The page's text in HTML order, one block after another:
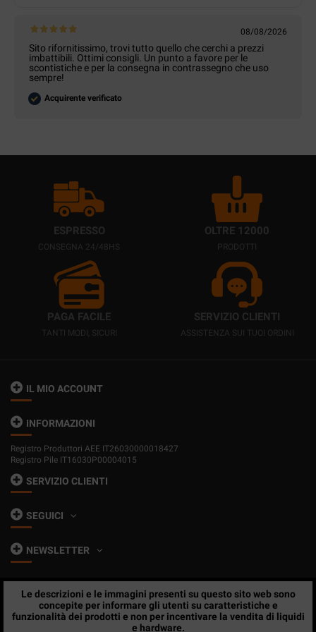
08/08/2026
Sito rifornitissimo, trovi tutto quello che cerchi a prezzi
imbattibili. Ottimi consigli. Un punto a favore per le
scontistiche e per la consegna in contrassegno che uso
sempre!
Acquirente verificato
ESPRESSO
CONSEGNA 24/48HS
OLTRE 12000
PRODOTTI
PAGA FACILE
TANTI MODI, SICURI
SERVIZIO CLIENTI
ASSISTENZA SUI TUOI ORDINI
IL MIO ACCOUNT
INFORMAZIONI
Registro Produttori AEE IT26030000018427
Registro Pile IT16030P00004015
SERVIZIO CLIENTI
SEGUICI
NEWSLETTER
Le descrizioni e le immagini presenti su questo sito web sono
concepite per informare gli utenti su caratteristiche e
funzionalità dei prodotti e non per incentivare la vendita di liquidi
e hardware.